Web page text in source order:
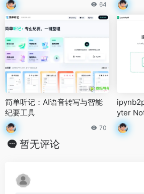
64
简单听记：AI语音转写与智能
纪要工具
70
yter
暂无评论